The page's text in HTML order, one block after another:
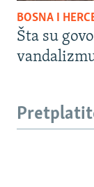
BOSNA I
Šta su